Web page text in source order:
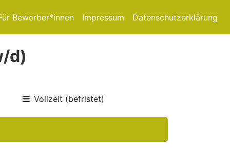
Bewerber*innen Impressum Datenschutzerklärung
d)
Vollzeit (befristet)